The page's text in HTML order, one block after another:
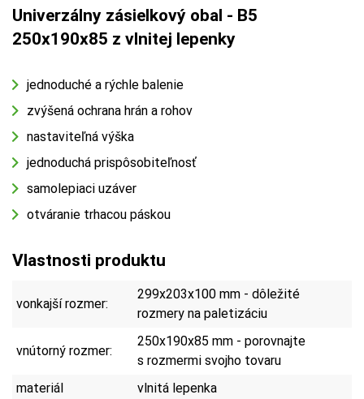
Univerzálny zásielkový obal - B5
250x190x85 z vlnitej lepenky
jednoduché a rýchle balenie
zvýšená ochrana hrán a rohov
nastaviteľná výška
jednoduchá prispôsobiteľnosť
samolepiaci uzáver
otváranie trhacou páskou
Vlastnosti produktu
vonkajší rozmer:
299x203x100 mm - dôležité
rozmery na paletizáciu
vnútorný rozmer:
250x190x85 mm - porovnajte
s rozmermi svojho tovaru
materiál
vlnitá lepenka